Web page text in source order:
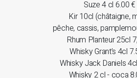
Suze 4 cl 6.00 €
Kir 10cl (châtaigne,
pêche, cassis,
Rhum Planteur 25cl
Whisky Grant’s 4cl
Whisky Jack Daniels
Whisky 2 cl - coca